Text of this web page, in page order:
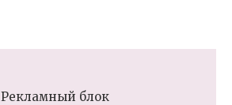
Рекламный блок